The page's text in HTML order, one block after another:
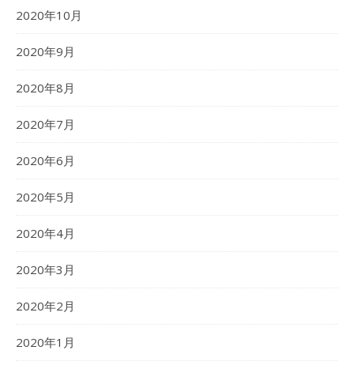
2020年10月
2020年9月
2020年8月
2020年7月
2020年6月
2020年5月
2020年4月
2020年3月
2020年2月
2020年1月